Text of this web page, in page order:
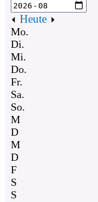
Heute
Mo.
Di.
Mi.
Do.
Fr.
Sa.
So.
M
D
M
D
F
S
S